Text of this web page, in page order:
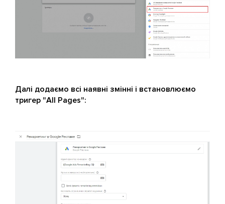
Далі додаємо всі наявні змінні і встановлюємо
тригер "All Pages":